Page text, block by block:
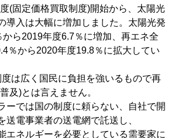
(固定価格買取制度)開始から、太陽光
導入は大幅に増加しました。太陽光発
ら2019年度6.7％に増加、再エネ全
％から2020年度19.8％に拡大してい
は広く国民に負担を強いるもので再
及)とは言えません。
ーでは国の制度に頼らない、自社で開
送電事業者の送電網で託送し、
エネルギーを必要としている需要家に